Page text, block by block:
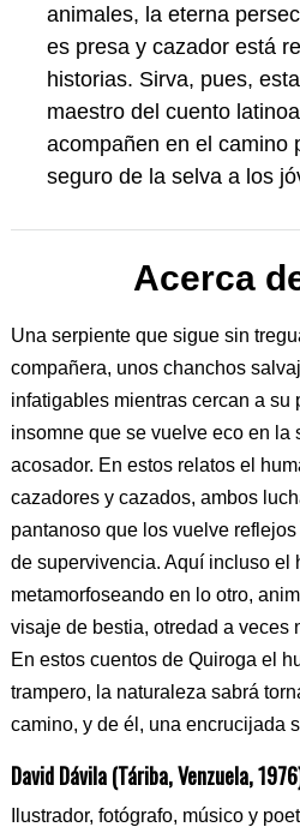
animales, la eterna
es presa y cazador está
historias. Sirva, pues,
maestro del cuento
acompañen en el camino
seguro de la selva a los
Acerca
Una serpiente que sigue sin
compañera, unos chanchos
infatigables mientras cercan a su
insomne que se vuelve eco en la
acosador. En estos relatos el
cazadores y cazados, ambos
pantanoso que los vuelve
de supervivencia. Aquí incluso el
metamorfoseando en lo otro,
visaje de bestia, otredad a veces
En estos cuentos de Quiroga el
trampero, la naturaleza sabrá
camino, y de él, una encrucijada
David Dávila (Táriba, Venzuela,
Ilustrador, fotógrafo, músico y